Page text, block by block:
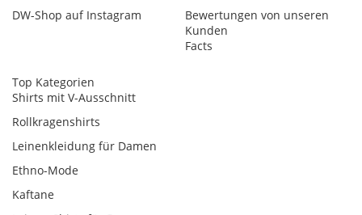
DW-Shop auf Instagram
Bewertungen von unseren
Kunden
Facts
Top Kategorien
Shirts mit V-Ausschnitt
Rollkragenshirts
Leinenkleidung für Damen
Ethno-Mode
Kaftane